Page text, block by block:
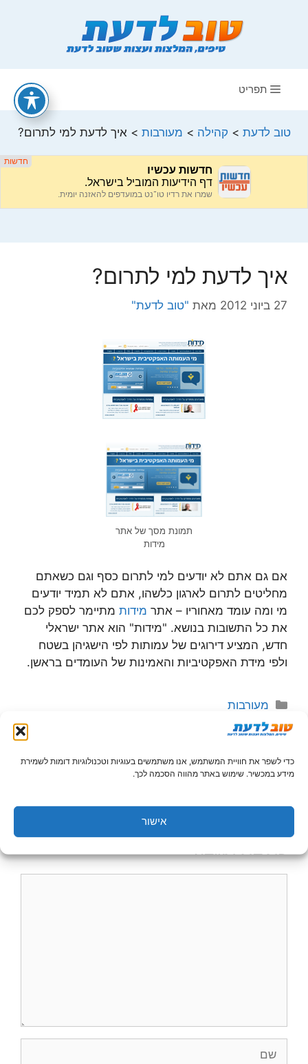
כדי לשפר את חוויית המשתמש, אנו משתמשים בעוגיות וטכנולוגיות דומות לשמירת
מידע במכשיר. שימוש באתר מהווה הסכמה לכך.
אישור
תפריט
טוב לדעת > קהילה > מעורבות >איך לדעת למי לתרום?
איך לדעת למי לתרום?
27 ביוני 2012 מאת "טוב לדעת"
תמונת מסך של אתר
מידות
אם גם אתם לא יודעים למי לתרום כסף וגם כשאתם
מחליטים לתרום לארגון כלשהו, אתם לא תמיד יודעים
מי ומה עומד מאחוריו – אתר מידות מתיימר לספק לכם
את כל התשובות בנושא. "מידות" הוא אתר ישראלי
חדש, המציע דירוגים של עמותות לפי הישגיהן בשטח
ולפי מידת האפקטיביות והאמינות של העומדים בראשן.
קטגוריות
מעורבות
כיצד מזהים שבץ מוחי?
השימוש במידע המופיע באתר הינו באחריות המשתמש בלבד,
כתיבת תגובה